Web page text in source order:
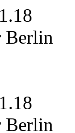
Berlin
Berlin